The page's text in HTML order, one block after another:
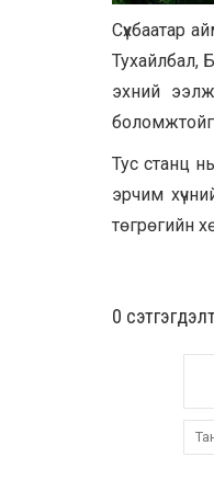
Сүхбаатар
Тухайлбал,
эхний
Тус станц
эрчим
төгрөгийн
0